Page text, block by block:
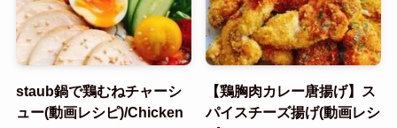
staub鍋で鶏むねチャーシ
ュー(動画レシピ)/Chicken
【鶏胸肉カレー唐揚げ】ス
パイスチーズ揚げ(動画レシ